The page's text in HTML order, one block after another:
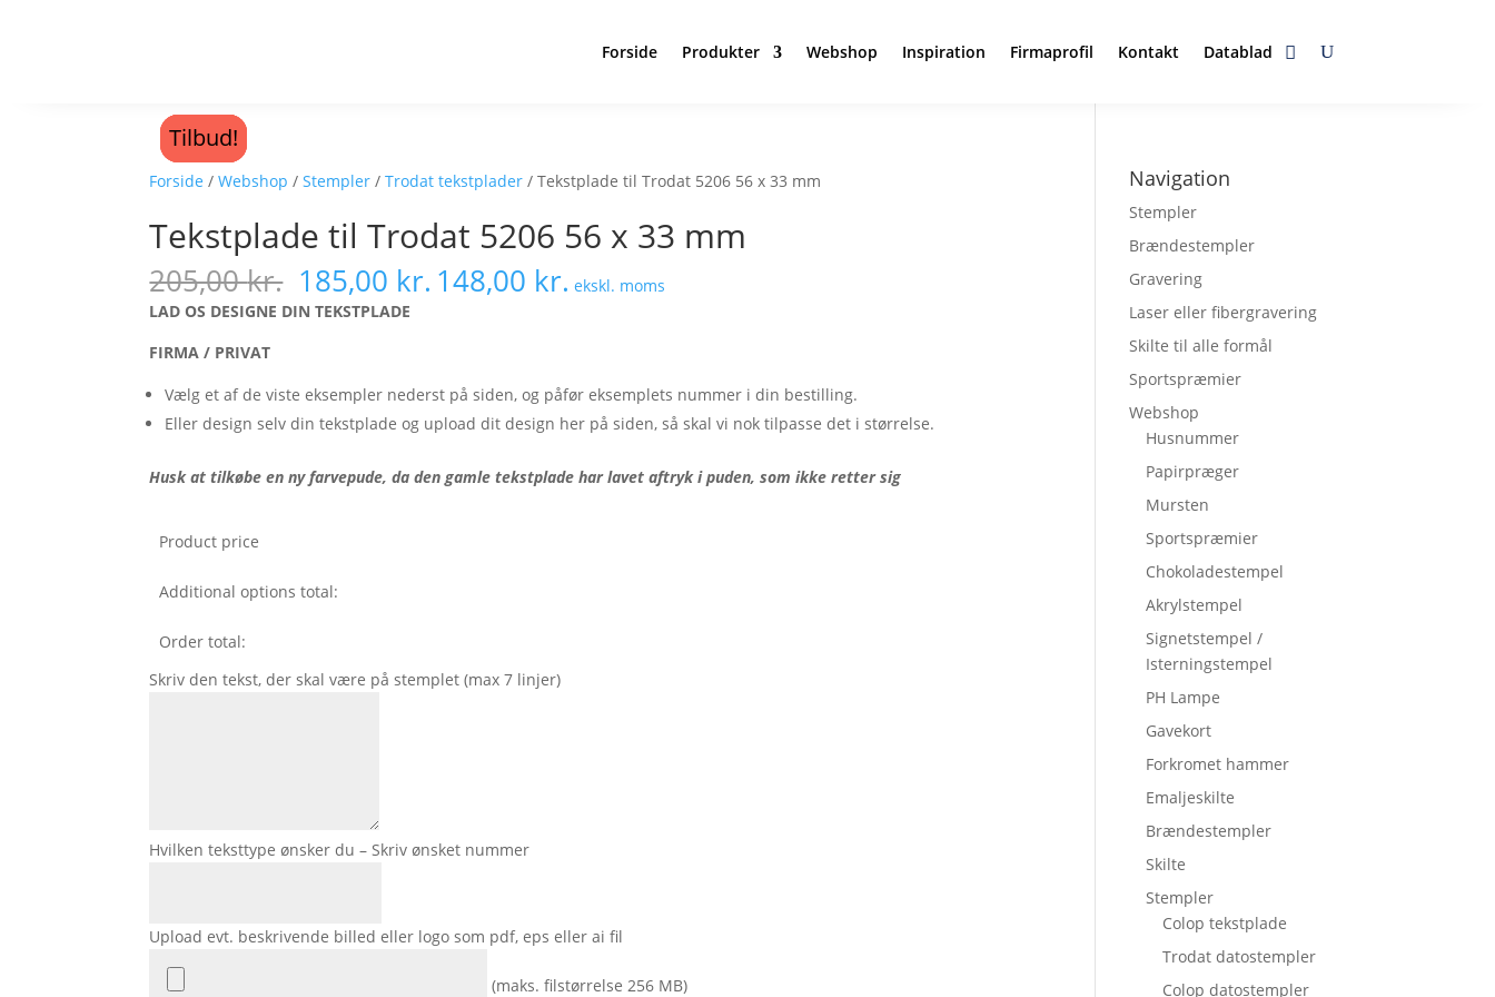
Forside Produkter Webshop Inspiration Firmaprofil Kontakt Datablad
Forside /Webshop /Stempler /Trodat tekstplader / Tekstplade til Trodat 5206 56 x 33 mm
Tilbud!
Tekstplade til Trodat 5206 56 x 33 mm
205,00kr. 185,00 kr. 148,00 kr. ekskl. moms
LAD OS DESIGNE DIN TEKSTPLADE
FIRMA / PRIVAT
Vælg et af de viste eksempler nederst på siden, og påfør eksemplets nummer i din bestilling.
Eller design selv din tekstplade og upload dit design her på siden, så skal vi nok tilpasse det i størrelse.
Husk at tilkøbe en ny farvepude, da den gamle tekstplade har lavet aftryk i puden, som ikke retter sig
Product price
Additional options total:
Order total:
Skriv den tekst, der skal være på stemplet (max 7 linjer)
Hvilken teksttype ønsker du – Skriv ønsket nummer
Upload evt. beskrivende billed eller logo som pdf, eps eller ai fil
(maks. filstørrelse 256 MB)
Tilbud!
Tilbud!
Tilbud!
Navigation
Stempler
Brændestempler
Gravering
Laser eller fibergravering
Skilte til alle formål
Sportspræmier
Webshop
Husnummer
Papirpræger
Mursten
Sportspræmier
Chokoladestempel
Akrylstempel
Signetstempel /
Isterningstempel
PH Lampe
Gavekort
Forkromet hammer
Emaljeskilte
Brændestempler
Skilte
Stempler
Colop tekstplade
Trodat datostempler
Colop datostempler